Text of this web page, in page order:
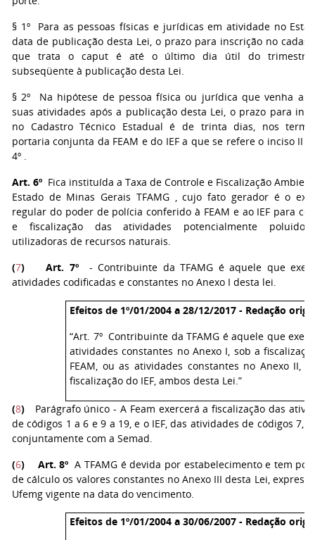
§ 1º Para as pessoas físicas e jurídicas em atividade no
data de publicação desta Lei, o prazo para inscrição no
que trata o caput é até o último dia útil do trimestre
subseqüente à publicação desta Lei.
§ 2º Na hipótese de pessoa física ou jurídica que venha a
suas atividades após a publicação desta Lei, o prazo para
no Cadastro Técnico Estadual é de trinta dias, nos
portaria conjunta da FEAM e do IEF a que se refere o inciso II
4º .
Art. 6º Fica instituída a Taxa de Controle e Fiscalização
Estado de Minas Gerais TFAMG , cujo fato gerador é o
regular do poder de polícia conferido à FEAM e ao IEF para
e fiscalização das atividades potencialmente
utilizadoras de recursos naturais.
(7) Art. 7º- Contribuinte da TFAMG é aquele que
atividades codificadas e constantes no Anexo I desta lei.
Efeitos de 1º/01/2004 a 28/12/2017 - Redação
“Art. 7º Contribuinte da TFAMG é aquele que
atividades constantes no Anexo I, sob a
FEAM, ou as atividades constantes no Anexo II,
fiscalização do IEF, ambos desta Lei.”
(8) Parágrafo único - A Feam exercerá a fiscalização das
de códigos 1 a 6 e 9 a 19, e o IEF, das atividades de códigos 7, 8
conjuntamente com a Semad.
(6) Art. 8º A TFAMG é devida por estabelecimento e tem por
de cálculo os valores constantes no Anexo III desta Lei,
Ufemg vigente na data do vencimento.
Efeitos de 1º/01/2004 a 30/06/2007 - Redação